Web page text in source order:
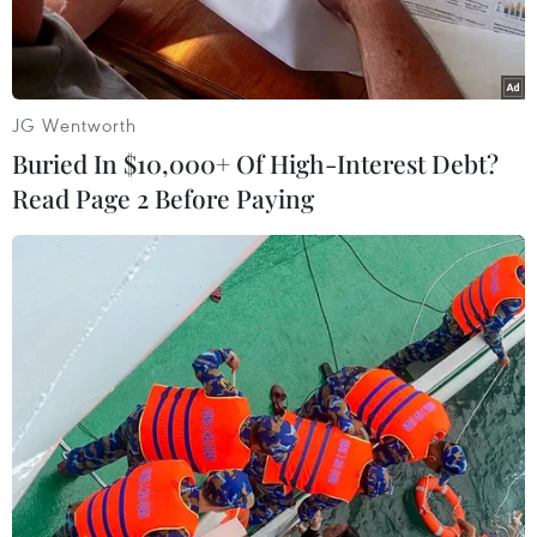
mức đầu tư 350 tỷ đồng trên 2 đoạn tuyến biên
giới.
Các đại biểu cắt băng khánh thành công trình dự án đường
Tuần tra biên giới tỉnh Tây Ninh. (Ảnh: Thanh Tân/TTXVN)
Ngày 19/7/2024, Quân khu 7 phối hợp với Ủy
ban Nhân dân tỉnh Tây Ninh tổ chức khánh
JG Wentworth
Buried In $10,000+ Of High-Interest Debt?
Read Page 2 Before Paying